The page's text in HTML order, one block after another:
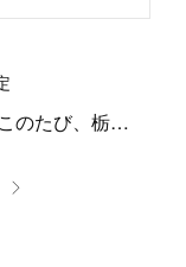
のたび、栃…